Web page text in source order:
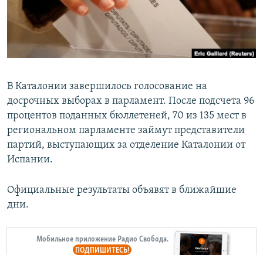
Հայերեն
English
Все сайты Радио Азатутюн
В Каталонии завершилось голосование на
досрочных выборах в парламент. После подсчета 96
процентов поданных бюллетеней, 70 из 135 мест в
региональном парламенте займут представители
партий, выступающих за отделение Каталонии от
Испании.
Официальные результаты объявят в ближайшие
дни.
Мобильное приложение Радио Свобода.
ПОДПИШИТЕСЬ!